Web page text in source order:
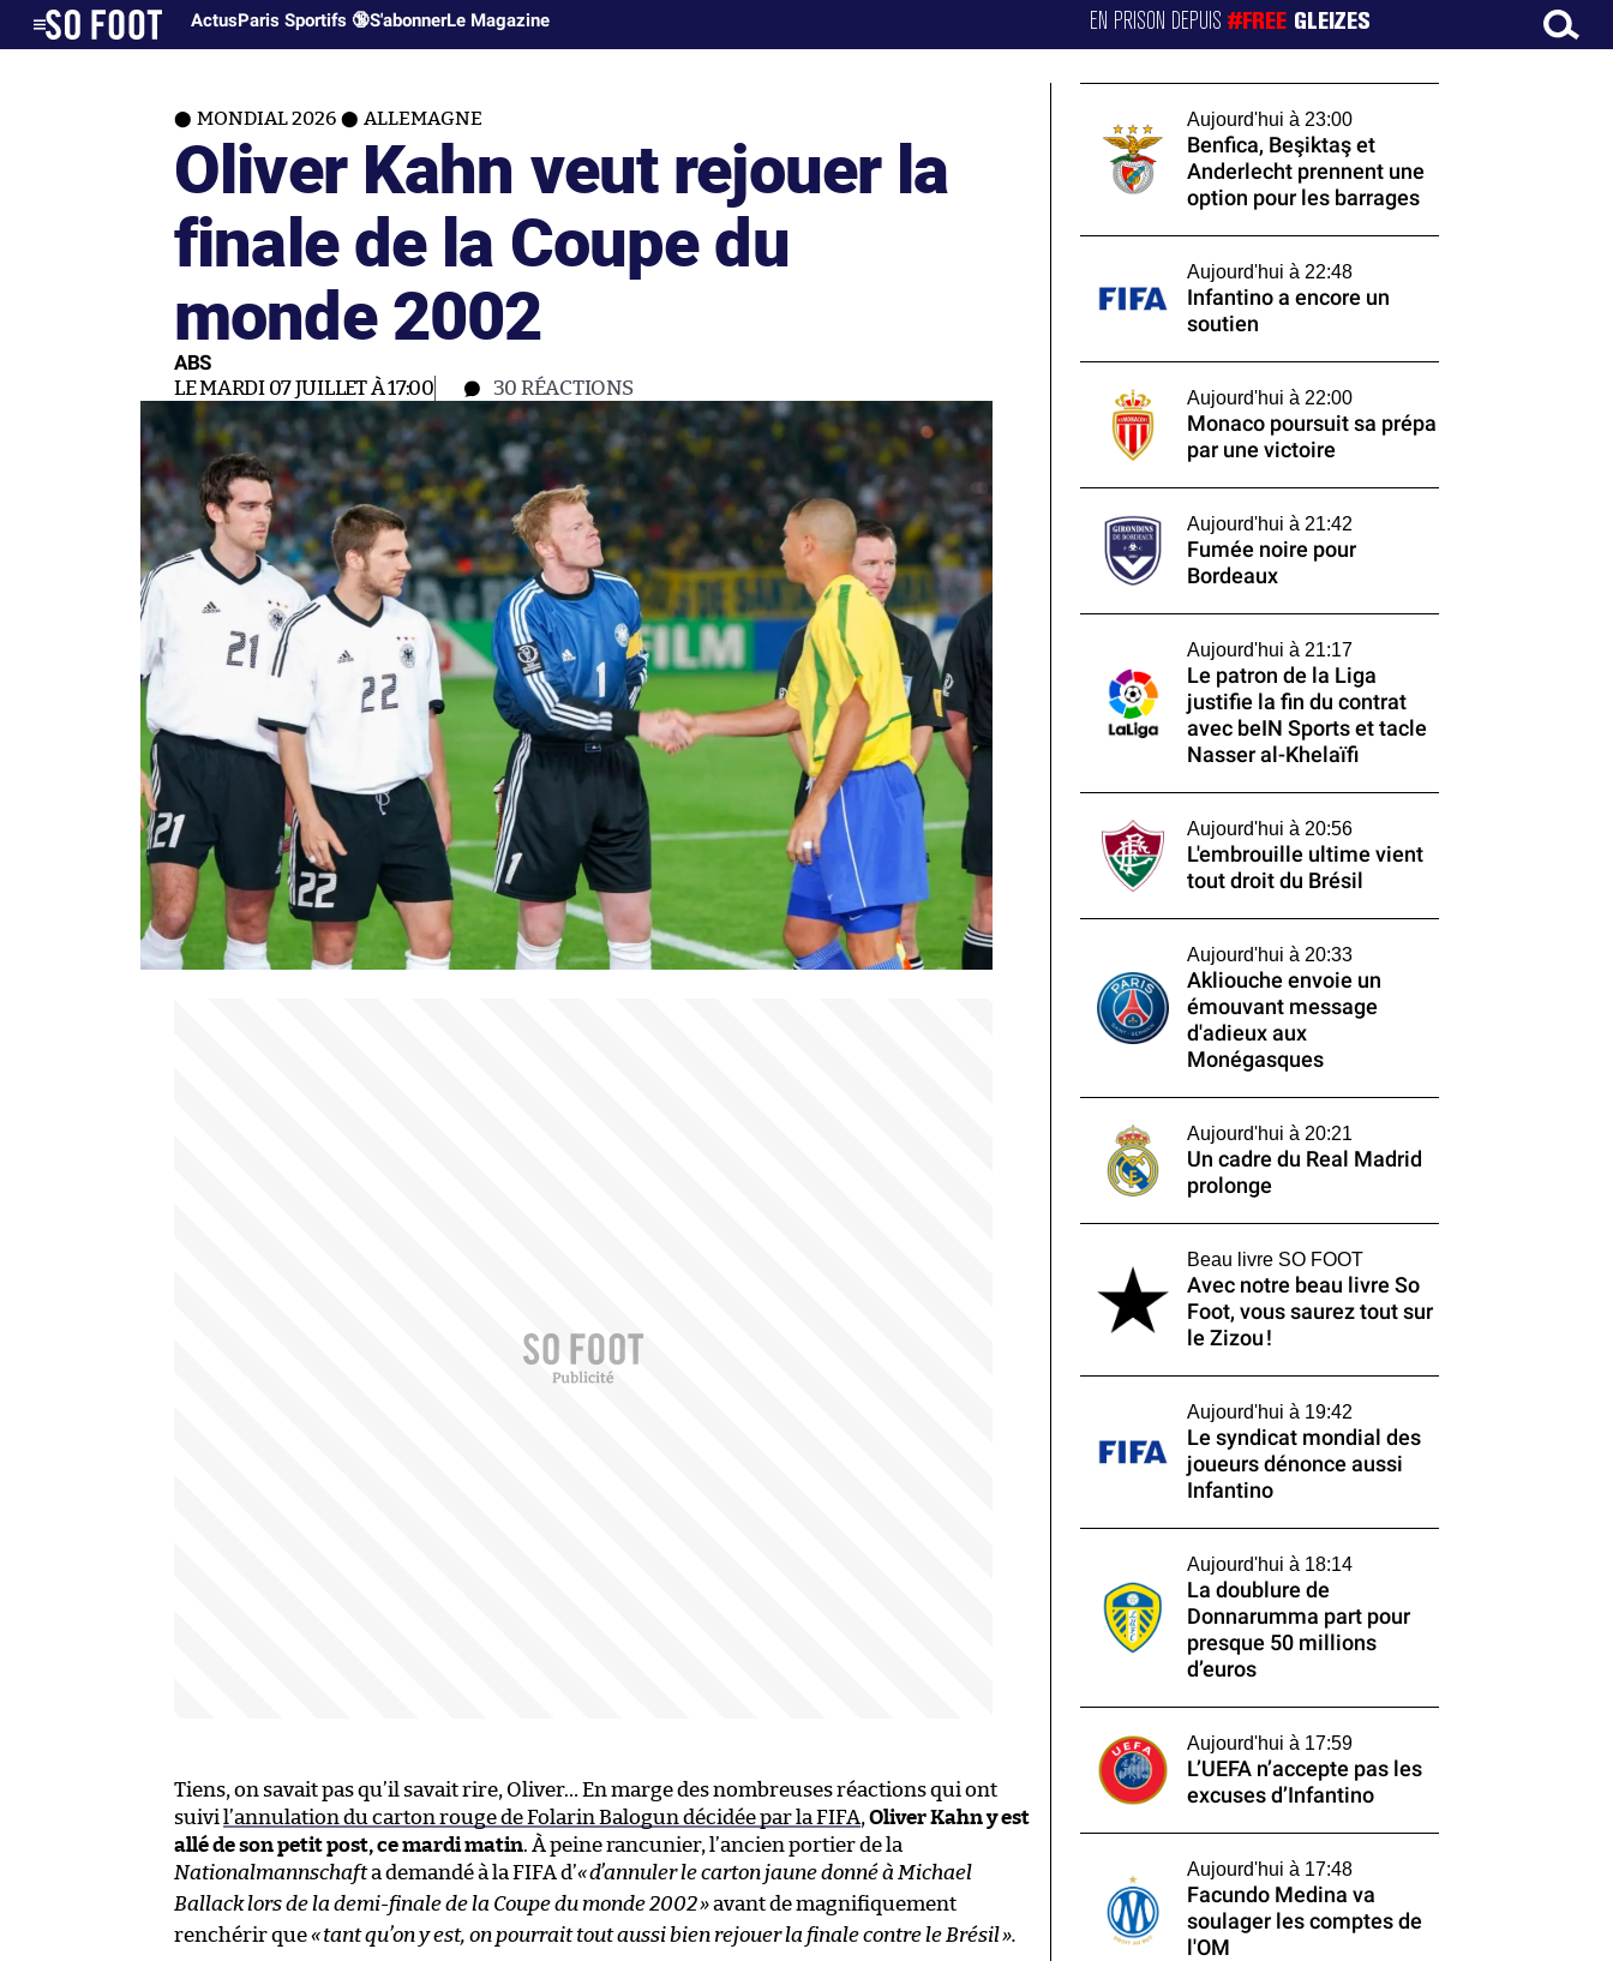
ActusParis Sportifs 🔞S'abonnerLe Magazine EN PRISON DEPUIS#FREE GLEIZES
MONDIAL 2026 ALLEMAGNE
Oliver Kahn veut rejouer la
finale de la Coupe du
monde 2002
ABS
LE MARDI 07 JUILLET À 17:00 30 RÉACTIONS
Tiens, on savait pas qu’il savait rire, Oliver… En marge des nombreuses réactions qui ont
suivi l’annulation du carton rouge de Folarin Balogun décidée par la FIFA, Oliver Kahn y est
allé de son petit post, ce mardi matin. À peine rancunier, l’ancien portier de la
Nationalmannschafta demandé à la FIFA d’«d’annuler le carton jaune donné à Michael
Ballack lors de la demi-finale de la Coupe du monde 2002»avant de magnifiquement
renchérir que«tant qu’on y est, on pourrait tout aussi bien rejouer la finale contre le Brésil».
Aujourd'hui à 23:00
Benfica, Beşiktaş et
Anderlecht prennent une
option pour les barrages
Aujourd'hui à 22:48
Infantino a encore un
soutien
Aujourd'hui à 22:00
Monaco poursuit sa prépa
par une victoire
Aujourd'hui à 21:42
Fumée noire pour
Bordeaux
Aujourd'hui à 21:17
Le patron de la Liga
justifie la fin du contrat
avec beIN Sports et tacle
Nasser al-Khelaïfi
Aujourd'hui à 20:56
L'embrouille ultime vient
tout droit du Brésil
Aujourd'hui à 20:33
Akliouche envoie un
émouvant message
d'adieux aux
Monégasques
Aujourd'hui à 20:21
Un cadre du Real Madrid
prolonge
Beau livre SO FOOT
Avec notre beau livre So
Foot, vous saurez tout sur
le Zizou !
Aujourd'hui à 19:42
Le syndicat mondial des
joueurs dénonce aussi
Infantino
Aujourd'hui à 18:14
La doublure de
Donnarumma part pour
presque 50 millions
d’euros
Aujourd'hui à 17:59
L’UEFA n’accepte pas les
excuses d’Infantino
Aujourd'hui à 17:48
Facundo Medina va
soulager les comptes de
l'OM